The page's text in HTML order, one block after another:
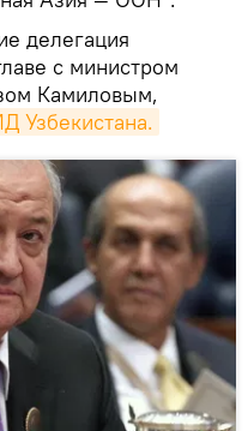
делегация
с министром
Камиловым,
Узбекистана.